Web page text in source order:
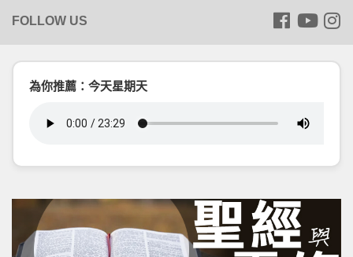
為你推薦：今天星期天